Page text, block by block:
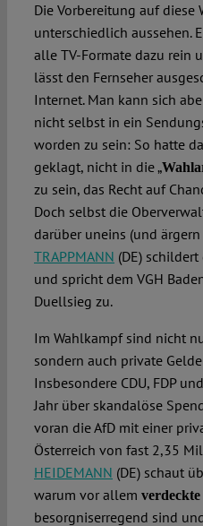
Die Vorbereitung auf diese
unterschiedlich aussehen.
alle TV-Formate dazu rein
lässt den Fernseher
Internet. Man kann sich
nicht selbst in ein
worden zu sein: So hatte
geklagt, nicht in die „
zu sein, das Recht auf
Doch selbst die
darüber uneins (und
TRAPPMANN (DE)
und spricht dem VGH
Duellsieg zu.
Im Wahlkampf sind nicht
sondern auch private
Insbesondere CDU, FDP
Jahr über skandalöse
voran die AfD mit einer
Österreich von fast 2,35
HEIDEMANN (DE) schaut
warum vor allem
besorgniserregend sind